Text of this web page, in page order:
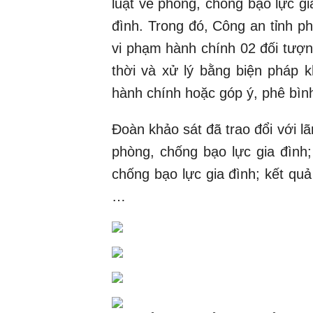
luật về phòng, chống bạo lực
đình. Trong đó, Công an tỉnh
vi phạm hành chính 02 đối
thời và xử lý bằng biện pháp
hành chính hoặc góp ý, phê
Đoàn khảo sát đã trao đổi với
phòng, chống bạo lực gia
chống bạo lực gia đình; kết
…